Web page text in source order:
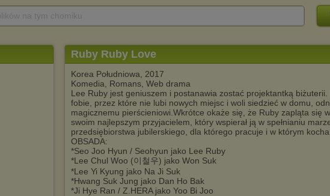
Ruby Ruby Love
Korea Południowa, 2017
Komedia, Romans, Web drama
Lee Ruby jest geniuszem i postanawia zostać projektantką biżuterii.
fobie, przez które nie lubi nowych miejsc i woli siedzieć w domu,
magicznemu pierścieniowi.Wkrótce okaże się, że Ruby zapląta się
swoim najlepszym przyjacielem, który wspierał ją w spełnianiu
przedsiębiorstwa jubilerskiego, dla którego pracuje i w którym kocha
OBSADA:
*Seo Joo Hyun / Seohyun jako Lee Ruby
*Lee Chul Woo (이철우) jako Won Suk
*Lee Yi Kyung jako Na Ji Suk
*Hwang Suk Jung jako Dan Ho Bak
*Ji Hye Ran / Z.HERA jako Yoo Bi Joo